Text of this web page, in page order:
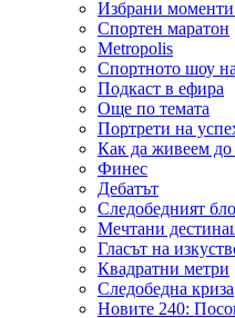
Избрани моменти
Спортен маратон
Metropolis
Спортното шоу
Подкаст в ефира
Още по темата
Портрети на
Как да живеем до
Финес
Дебатът
Следобедният
Мечтани
Гласът на
Квадратни метри
Следобедна криза
Новите 240: